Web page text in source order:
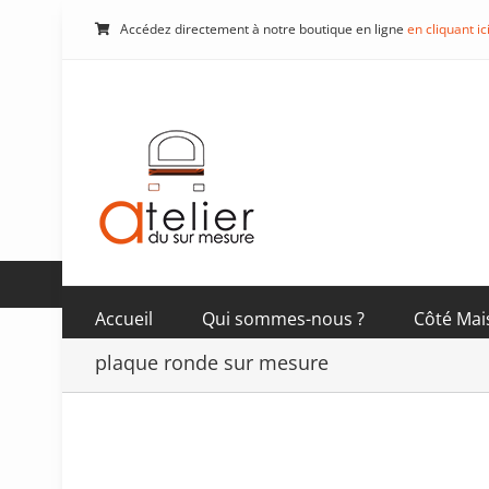
Accédez directement à notre boutique en ligne en cliquant ici
Accueil Qui sommes-nous ? Côté
plaque ronde sur mesure